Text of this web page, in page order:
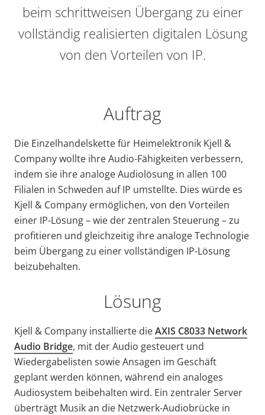
beim schrittweisen Übergang zu einer
vollständig realisierten digitalen Lösung
von den Vorteilen von IP.
Auftrag
Die Einzelhandelskette für Heimelektronik Kjell &
Company wollte ihre Audio-Fähigkeiten verbessern,
indem sie ihre analoge Audiolösung in allen 100
Filialen in Schweden auf IP umstellte. Dies würde es
Kjell & Company ermöglichen, von den Vorteilen
einer IP-Lösung – wie der zentralen Steuerung – zu
profitieren und gleichzeitig ihre analoge Technologie
beim Übergang zu einer vollständigen IP-Lösung
beizubehalten.
Lösung
Kjell & Company installierte dieAXIS C8033 Network
Audio Bridge, mit der Audio gesteuert und
Wiedergabelisten sowie Ansagen im Geschäft
geplant werden können, während ein analoges
Audiosystem beibehalten wird. Ein zentraler Server
überträgt Musik an die Netzwerk-Audiobrücke in